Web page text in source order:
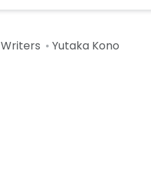
Writers Yutaka Kono